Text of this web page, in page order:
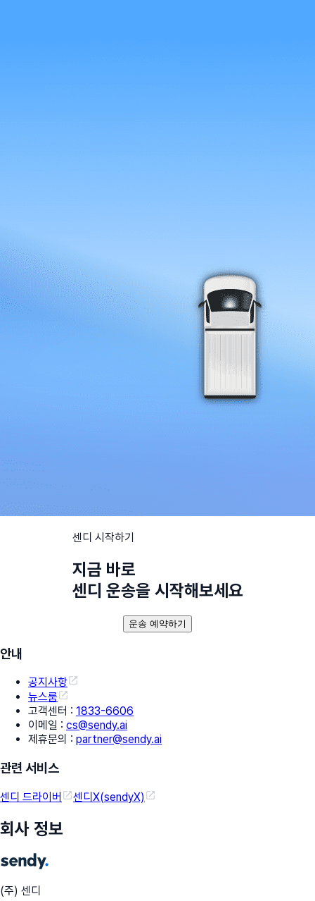
센디 시작하기
지금 바로
센디 운송을 시작해보세요
운송 예약하기
안내
공지사항
뉴스룸
고객센터 : 1833-6606
이메일 : cs@sendy.ai
제휴문의 : partner@sendy.ai
관련 서비스
센디 드라이버 센디X(sendyX)
회사 정보
(주) 센디